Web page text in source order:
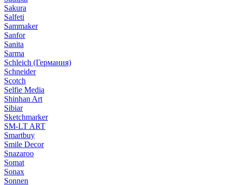
Sakura
Salfeti
Sammaker
Sanfor
Sanita
Sarma
Schleich (Германия)
Schneider
Scotch
Selfie Media
Shinhan Art
Sibiar
Sketchmarker
SM-LT ART
Smartbuy
Smile Decor
Snazaroo
Somat
Sonax
Sonnen